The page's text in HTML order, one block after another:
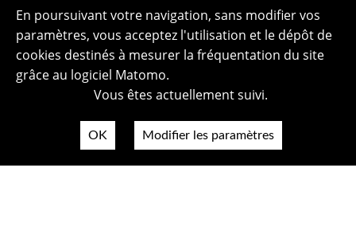
En poursuivant votre navigation, sans modifier vos
paramètres, vous acceptez l'utilisation et le dépôt de
cookies destinés à mesurer la fréquentation du site
grâce au logiciel Matomo.
Vous êtes actuellement suivi.
OK Modifier les paramètres